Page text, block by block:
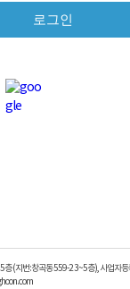
층 (지번:창곡동 559-2 3~5층), 사업자